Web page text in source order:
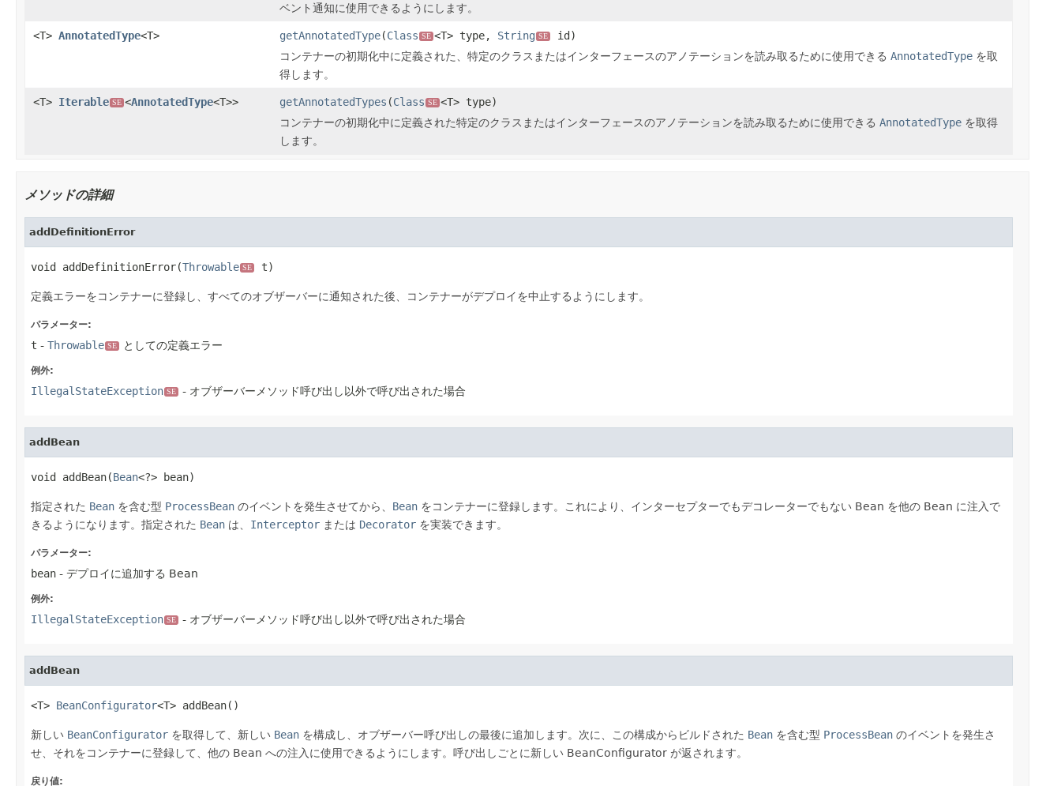
ベント通知に使用できるようにします。
<T> AnnotatedType<T> getAnnotatedType(Class SE <T> type, String SE
id)
コンテナーの初期化中に定義された、特定のクラスまたはインターフェースのアノテーションを読み取るために使用できる AnnotatedType を取
得します。
<T> Iterable SE <AnnotatedType<T>> getAnnotatedTypes (Class SE <T> type)
コンテナーの初期化中に定義された特定のクラスまたはインターフェースのアノテーションを読み取るために使用できる AnnotatedType を取得
します。
メソッドの詳細
addDefinitionError
void addDefinitionError(Throwable SE t)
定義エラーをコンテナーに登録し、すべてのオブザーバーに通知された後、コンテナーがデプロイを中止するようにします。
パラメーター:
t - Throwable SE としての定義エラー
例外:
IllegalStateException SE - オブザーバーメソッド呼び出し以外で呼び出された場合
addBean
void addBean(Bean<?> bean)
指定された Bean を含む型 ProcessBean のイベントを発生させてから、 Bean をコンテナーに登録します。これにより、インターセプターでもデコレーターでもない Bean を他の Bean に注入で
きるようになります。指定された Bean は、 Interceptor または Decorator を実装できます。
パラメーター:
bean - デプロイに追加する Bean
例外:
IllegalStateException SE - オブザーバーメソッド呼び出し以外で呼び出された場合
addBean
<T> BeanConfigurator<T> addBean()
新しい BeanConfigurator を取得して、新しい Bean を構成し、オブザーバー呼び出しの最後に追加します。次に、この構成からビルドされた Bean を含む型 ProcessBean のイベントを発生さ
せ、それをコンテナーに登録して、他の Bean への注入に使用できるようにします。呼び出しごとに新しい BeanConfigurator が返されます。
戻り値: